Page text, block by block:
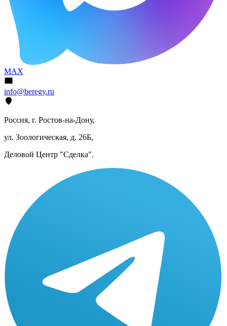
MAX
info@beregy.ru
Россия, г. Ростов-на-Дону,
ул. Зоологическая, д. 26Б,
Деловой Центр "Сделка".